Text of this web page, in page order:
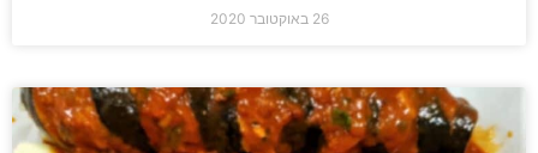
26 באוקטובר 2020